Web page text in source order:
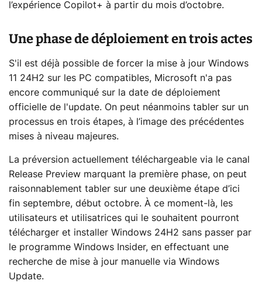
l’expérience Copilot+ à partir du mois d’octobre.
Une phase de déploiement en trois actes
S'il est déjà possible de forcer la mise à jour Windows
11 24H2 sur les PC compatibles, Microsoft n'a pas
encore communiqué sur la date de déploiement
officielle de l'update. On peut néanmoins tabler sur un
processus en trois étapes, à l’image des précédentes
mises à niveau majeures.
La préversion actuellement téléchargeable via le canal
Release Preview marquant la première phase, on peut
raisonnablement tabler sur une deuxième étape d’ici
fin septembre, début octobre. À ce moment-là, les
utilisateurs et utilisatrices qui le souhaitent pourront
télécharger et installer Windows 24H2 sans passer par
le programme Windows Insider, en effectuant une
recherche de mise à jour manuelle via Windows
Update.